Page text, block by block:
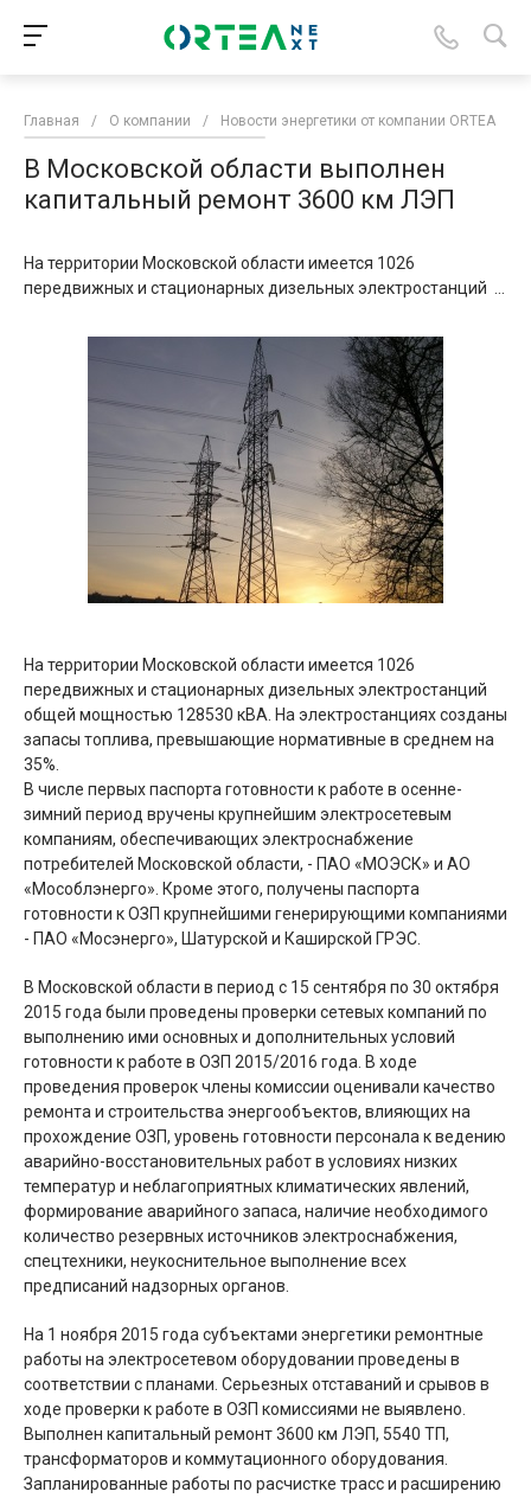
Главная / О компании / Новости энергетики от компании ORTEA
В Московской области выполнен
капитальный ремонт 3600 км ЛЭП
На территории Московской области имеется 1026
передвижных и стационарных дизельных электростанций ...
На территории Московской области имеется 1026
передвижных и стационарных дизельных электростанций
общей мощностью 128530 кВА. На электростанциях созданы
запасы топлива, превышающие нормативные в среднем на
35%.
В числе первых паспорта готовности к работе в осенне-
зимний период вручены крупнейшим электросетевым
компаниям, обеспечивающих электроснабжение
потребителей Московской области, - ПАО «МОЭСК» и АО
«Мособлэнерго». Кроме этого, получены паспорта
готовности к ОЗП крупнейшими генерирующими компаниями
- ПАО «Мосэнерго», Шатурской и Каширской ГРЭС.
В Московской области в период с 15 сентября по 30 октября
2015 года были проведены проверки сетевых компаний по
выполнению ими основных и дополнительных условий
готовности к работе в ОЗП 2015/2016 года. В ходе
проведения проверок члены комиссии оценивали качество
ремонта и строительства энергообъектов, влияющих на
прохождение ОЗП, уровень готовности персонала к ведению
аварийно-восстановительных работ в условиях низких
температур и неблагоприятных климатических явлений,
формирование аварийного запаса, наличие необходимого
количество резервных источников электроснабжения,
спецтехники, неукоснительное выполнение всех
предписаний надзорных органов.
На 1 ноября 2015 года субъектами энергетики ремонтные
работы на электросетевом оборудовании проведены в
соответствии с планами. Серьезных отставаний и срывов в
ходе проверки к работе в ОЗП комиссиями не выявлено.
Выполнен капитальный ремонт 3600 км ЛЭП, 5540 ТП,
трансформаторов и коммутационного оборудования.
Запланированные работы по расчистке трасс и расширению